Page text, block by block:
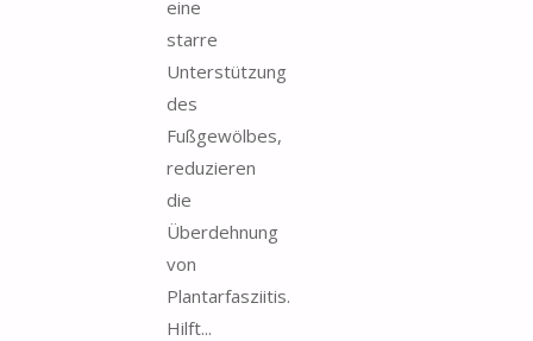
eine
starre
Unterstützung
des
Fußgewölbes,
reduzieren
die
Überdehnung
von
Plantarfasziitis.
Hilft...